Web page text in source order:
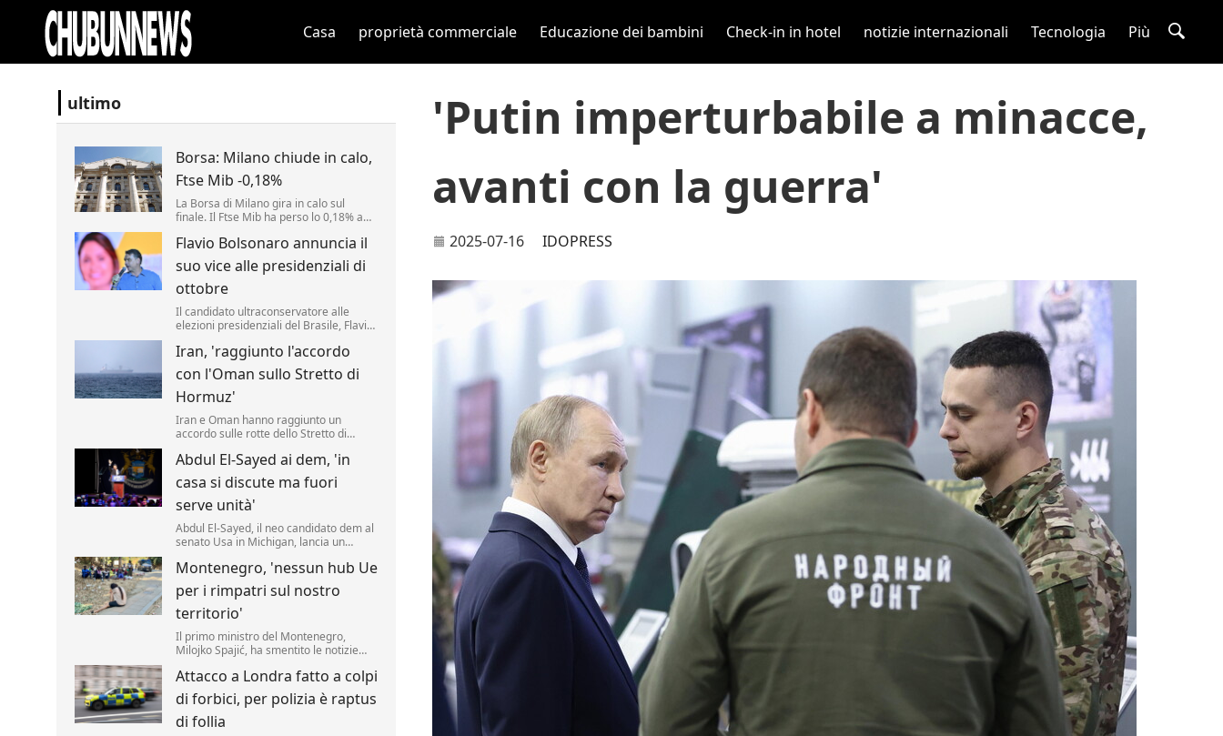
Casa proprietà commerciale Educazione dei bambini Check-in in hotel notizie internazionali Tecnologia Più
ultimo
Borsa: Milano chiude in calo,
Ftse Mib -0,18%
La Borsa di Milano gira in calo sul
finale. Il Ftse Mib ha perso lo 0,18% a
(-2,2%) tra i peggiori mentre i fari
restano accesi su Mps (+1,64%). .
Flavio Bolsonaro annuncia il
suo vice alle presidenziali di
ottobre
Il candidato ultraconservatore alle
elezioni presidenziali del Brasile, Flavio
che comporrà il ticket che sfiderà il
progressista Luiz Inácio da Lula agli
scrutini di ottobre.
Iran, 'raggiunto l'accordo
con l'Oman sullo Stretto di
Hormuz'
Iran e Oman hanno raggiunto un
accordo sulle rotte dello Stretto di
degli Esteri di Teheran, citato da Al
Arabiya, precisando sono state
"concordate le caratteristiche
geografiche del percorso" marittimo
nello Stretto.
Abdul El-Sayed ai dem, 'in
casa si discute ma fuori
serve unità'
Abdul El-Sayed, il neo candidato dem al
senato Usa in Michigan, lancia un
Montenegro, 'nessun hub Ue
per i rimpatri sul nostro
territorio'
Il primo ministro del Montenegro,
Milojko Spajić, ha smentito le notizie
Ue per i rimpatri nel Paese.
Attacco a Londra fatto a colpi
di forbici, per polizia è raptus
di follia
'Putin imperturbabile a minacce,
avanti con la guerra'
2025-07-16IDOPRESS